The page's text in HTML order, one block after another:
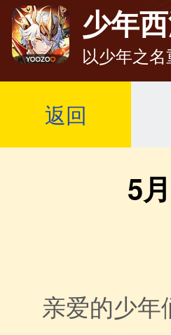
少年
以少年之名
返回
5
亲爱的少年